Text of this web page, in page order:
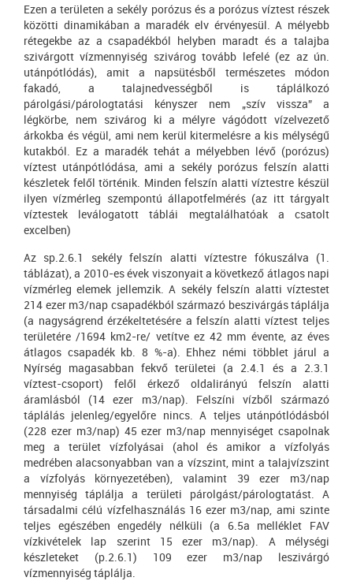
Ezen a területen a sekély porózus és a porózus víztest részek
közötti dinamikában a maradék elv érvényesül. A mélyebb
rétegekbe az a csapadékból helyben maradt és a talajba
szivárgott vízmennyiség szivárog tovább lefelé (ez az ún.
utánpótlódás), amit a napsütésből természetes módon
fakadó, a talajnedvességből is táplálkozó
párolgási/párologtatási kényszer nem „szív vissza” a
légkörbe, nem szivárog ki a mélyre vágódott vízelvezető
árkokba és végül, ami nem kerül kitermelésre a kis mélységű
kutakból. Ez a maradék tehát a mélyebben lévő (porózus)
víztest utánpótlódása, ami a sekély porózus felszín alatti
készletek felől történik. Minden felszín alatti víztestre készül
ilyen vízmérleg szempontú állapotfelmérés (az itt tárgyalt
víztestek leválogatott táblái megtalálhatóak a csatolt
excelben)
Az sp.2.6.1 sekély felszín alatti víztestre fókuszálva (1.
táblázat), a 2010-es évek viszonyait a következő átlagos napi
vízmérleg elemek jellemzik. A sekély felszín alatti víztestet
214 ezer m3/nap csapadékból származó beszivárgás táplálja
(a nagyságrend érzékeltetésére a felszín alatti víztest teljes
területére /1694 km2-re/ vetítve ez 42 mm évente, az éves
átlagos csapadék kb. 8 %-a). Ehhez némi többlet járul a
Nyírség magasabban fekvő területei (a 2.4.1 és a 2.3.1
víztest-csoport) felől érkező oldalirányú felszín alatti
áramlásból (14 ezer m3/nap). Felszíni vízből származó
táplálás jelenleg/egyelőre nincs. A teljes utánpótlódásból
(228 ezer m3/nap) 45 ezer m3/nap mennyiséget csapolnak
meg a terület vízfolyásai (ahol és amikor a vízfolyás
medrében alacsonyabban van a vízszint, mint a talajvízszint
a vízfolyás környezetében), valamint 39 ezer m3/nap
mennyiség táplálja a területi párolgást/párologtatást. A
társadalmi célú vízfelhasználás 16 ezer m3/nap, ami szinte
teljes egészében engedély nélküli (a 6.5a melléklet FAV
vízkivételek lap szerint 15 ezer m3/nap). A mélységi
készleteket (p.2.6.1) 109 ezer m3/nap leszivárgó
vízmennyiség táplálja.